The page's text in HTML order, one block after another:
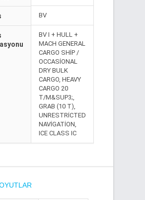
BV
BV I + HULL +
MACH GENERAL
CARGO SHİP /
OCCASİONAL
DRY BULK
CARGO, HEAVY
CARGO 20
T/M&SUP3;,
GRAB (10 T),
UNRESTRİCTED
NAVİGATİON,
ICE CLASS IC